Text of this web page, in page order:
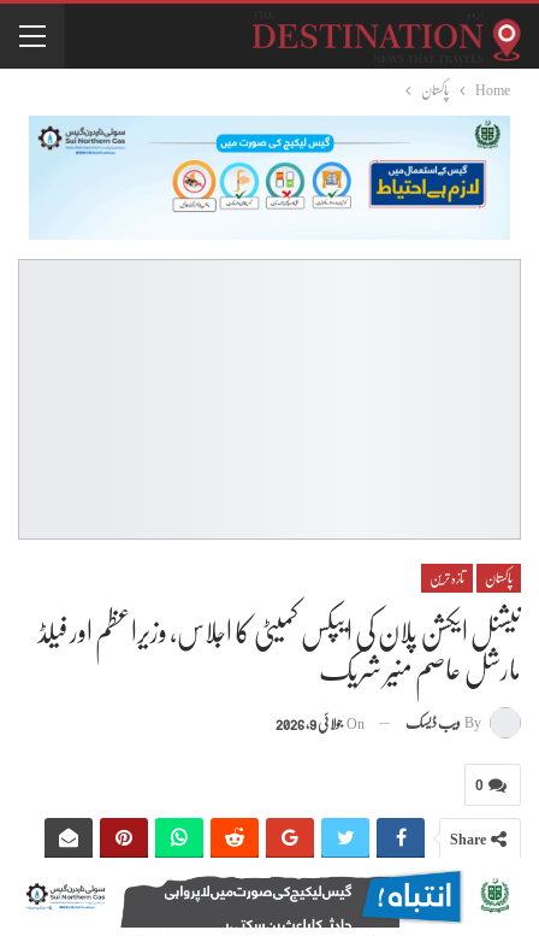
Home پاکستان
پاکستان تازہ ترین
نیشنل ایکشن پلان کی ایپکس کمیٹی کا اجلاس، وزیراعظم اور فیلڈ
مارشل عاصم منیر شریک
By ویب ڈیسک On جولائی 9, 2026
0
Share